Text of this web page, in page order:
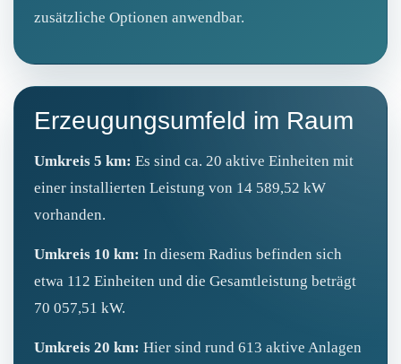
zusätzliche Optionen anwendbar.
Erzeugungsumfeld im Raum
Umkreis 5 km: Es sind ca. 20 aktive Einheiten mit
einer installierten Leistung von 14 589,52 kW
vorhanden.
Umkreis 10 km: In diesem Radius befinden sich
etwa 112 Einheiten und die Gesamtleistung beträgt
70 057,51 kW.
Umkreis 20 km: Hier sind rund 613 aktive Anlagen